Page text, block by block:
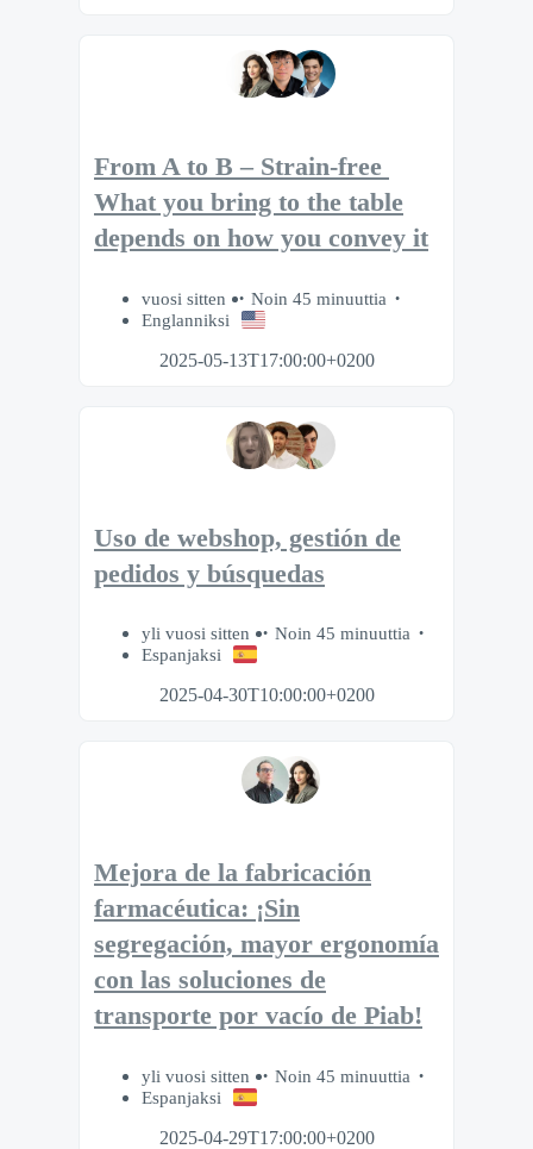
From A to B – Strain-free​ ​
What you bring to the table
depends on how you convey it
vuosi sitten
Noin 45 minuuttia
Englanniksi
2025-05-13T17:00:00+0200
Uso de webshop, gestión de
pedidos y búsquedas
yli vuosi sitten
Noin 45 minuuttia
Espanjaksi
2025-04-30T10:00:00+0200
Mejora de la fabricación
farmacéutica: ¡Sin
segregación, mayor ergonomía
con las soluciones de
transporte por vacío de Piab!
yli vuosi sitten
Noin 45 minuuttia
Espanjaksi
2025-04-29T17:00:00+0200